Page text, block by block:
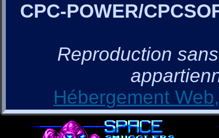
CPC-POWER/
Reproduction
Hébergement